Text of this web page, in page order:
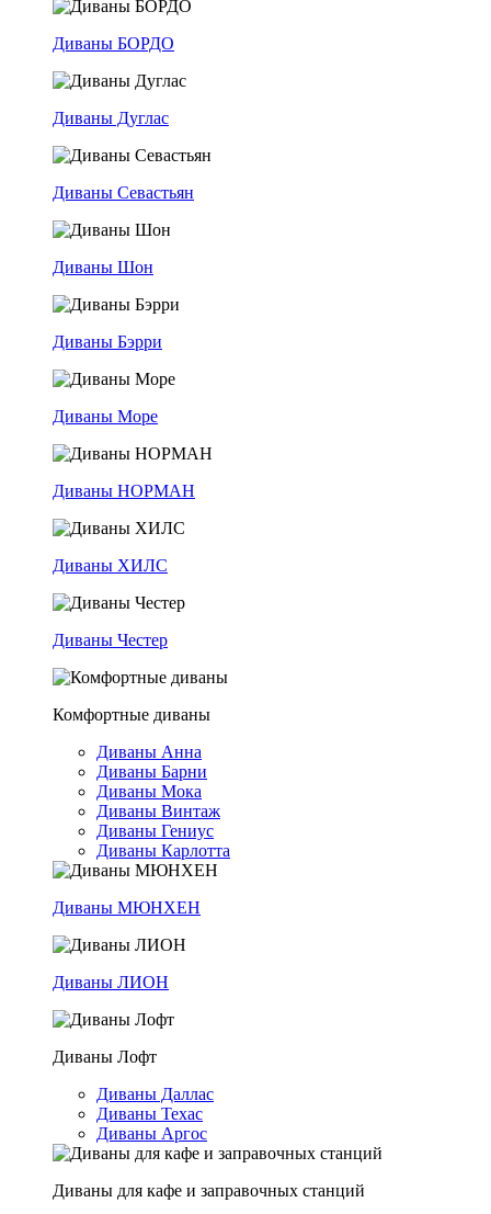
Диваны БОРДО
Диваны Дуглас
Диваны Севастьян
Диваны Шон
Диваны Бэрри
Диваны Море
Диваны НОРМАН
Диваны ХИЛС
Диваны Честер
Комфортные диваны
Диваны Анна
Диваны Барни
Диваны Мока
Диваны Винтаж
Диваны Гениус
Диваны Карлотта
Диваны МЮНХЕН
Диваны ЛИОН
Диваны Лофт
Диваны Даллас
Диваны Техас
Диваны Аргос
Диваны для кафе и заправочных станций